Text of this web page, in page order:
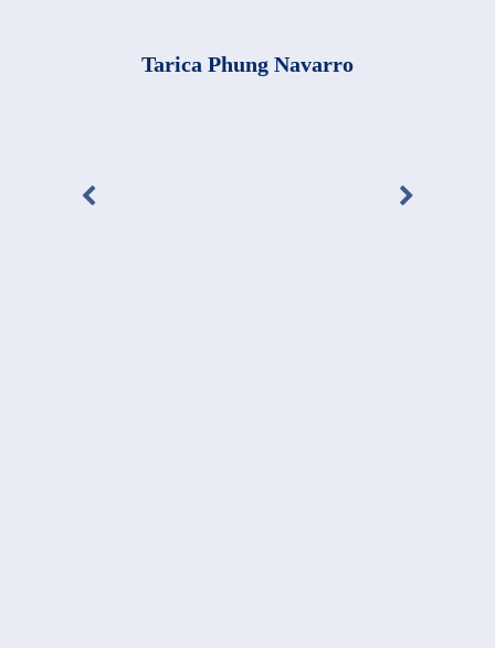
Tarica Phung Navarro